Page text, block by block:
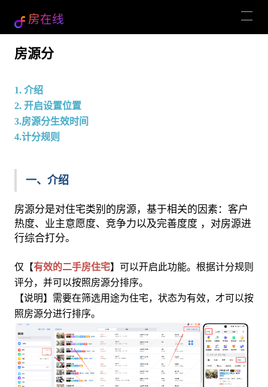
房在线
房源分
1. 介绍
2. 开启设置位置
3.房源分生效时间
4.计分规则
一、介绍
房源分是对住宅类别的房源，基于相关的因素：客户
热度、业主意愿度、竞争力以及完善度度 ，对房源进
行综合打分。
仅【有效的二手房住宅】可以开启此功能。根据计分规则
评分，并可以按照房源分排序。
【说明】需要在筛选用途为住宅，状态为有效，才可以按
照房源分进行排序。